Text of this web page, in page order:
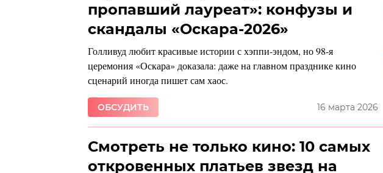
пропавший лауреат»: конфузы и
скандалы «Оскара-2026»
Голливуд любит красивые истории с хэппи-эндом, но 98-я
церемония «Оскара» доказала: даже на главном празднике кино
сценарий иногда пишет сам хаос.
16 марта 2026
ОБСУДИТЬ
Смотреть не только кино: 10 самых
откровенных платьев звезд на